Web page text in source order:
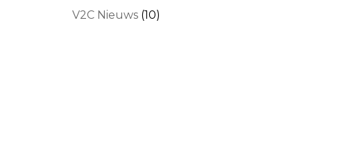
V2C Nieuws (10)